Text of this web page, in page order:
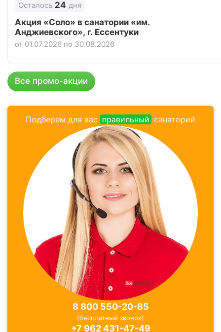
Рейтинг 3.8
Санаторий «Малая бухта», Анапа
Рейтинг 4.2
6 отзывов
Осталось 24 дня
Акция «Соло» в санатории «им.
Анджиевского», г. Ессентуки
от 01.07.2026 по 30.08.2026
Все промо-акции
Подберем для вас правильный санаторий
8 800 550-20-85
(бесплатный звонок)
+7 962 431-47-49